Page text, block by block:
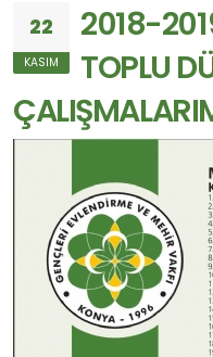
22
KASIM
2018-
TOPLU